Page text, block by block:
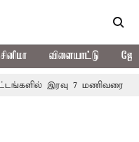
சினிமா விளையாட்டு
இரவு 7 மணிவரை